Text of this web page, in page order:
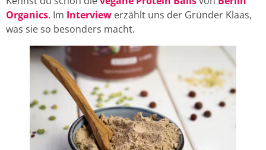
Organics. Im Interview erzählt uns der Gründer Klaas,
was sie so besonders macht.